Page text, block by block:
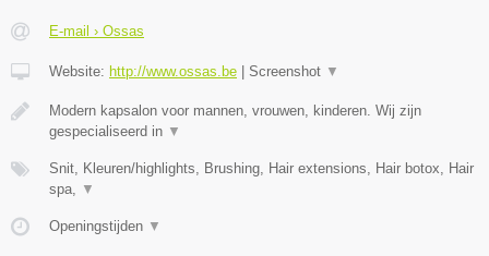
E-mail › Ossas
Website: http://www.ossas.be | Screenshot ▼
Modern kapsalon voor mannen, vrouwen, kinderen. Wij zijn
gespecialiseerd in ▼
Snit, Kleuren/highlights, Brushing, Hair extensions, Hair botox, Hair
spa,
▼
Openingstijden ▼